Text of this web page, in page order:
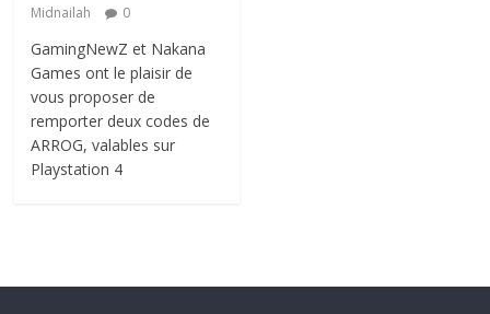
Midnailah
0
GamingNewZ et Nakana
Games ont le plaisir de
vous proposer de
remporter deux codes de
ARROG, valables sur
Playstation 4